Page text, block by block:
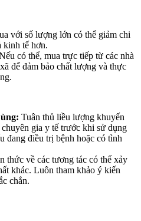
với số lượng lớn có thể giảm chi
kinh tế hơn.
có thể, mua trực tiếp từ các nhà
để đảm bảo chất lượng và thực
Tuân thủ liều lượng khuyến
gia y tế trước khi sử dụng
đang điều trị bệnh hoặc có tình
thức về các tương tác có thể xảy
khác. Luôn tham khảo ý kiến
chắn.